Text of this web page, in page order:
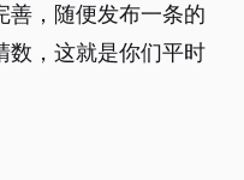
善，随便发布一条的
数，这就是你们平时